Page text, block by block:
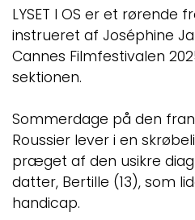
LYSET I OS er et rørende
instrueret af Joséphine
Cannes Filmfestivalen
sektionen.
Sommerdage på den
Roussier lever i en
præget af den usikre
datter, Bertille (13), som
handicap.